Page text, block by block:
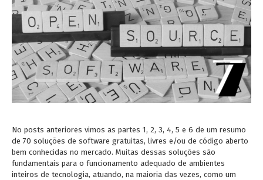
No posts anteriores vimos as partes 1, 2, 3, 4, 5 e 6 de um resumo
de 70 soluções de software gratuitas, livres e/ou de código aberto
bem conhecidas no mercado. Muitas dessas soluções são
fundamentais para o funcionamento adequado de ambientes
inteiros de tecnologia, atuando, na maioria das vezes, como um